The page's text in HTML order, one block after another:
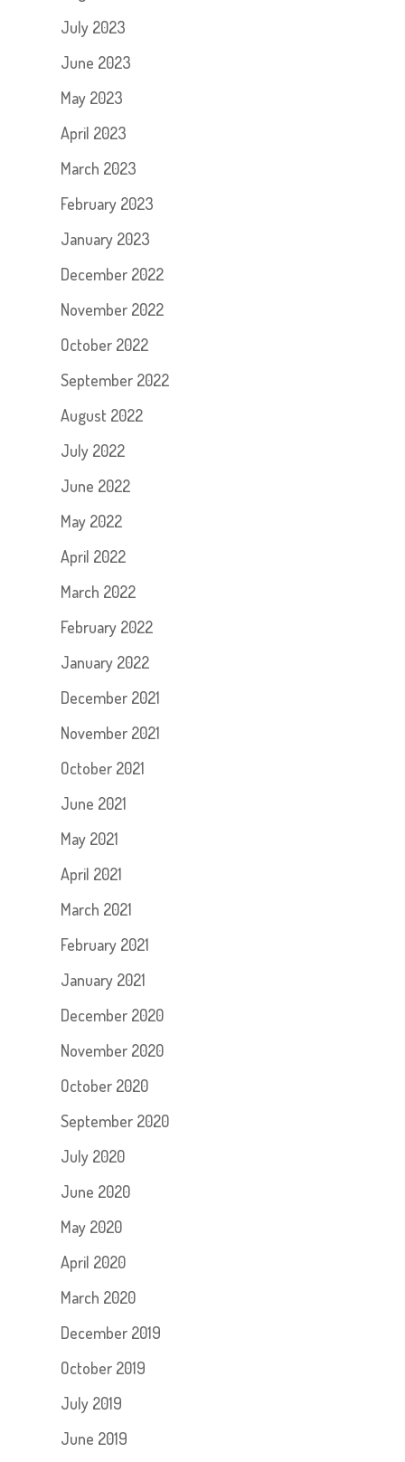
July 2023
June 2023
May 2023
April 2023
March 2023
February 2023
January 2023
December 2022
November 2022
October 2022
September 2022
August 2022
July 2022
June 2022
May 2022
April 2022
March 2022
February 2022
January 2022
December 2021
November 2021
October 2021
June 2021
May 2021
April 2021
March 2021
February 2021
January 2021
December 2020
November 2020
October 2020
September 2020
July 2020
June 2020
May 2020
April 2020
March 2020
December 2019
October 2019
July 2019
June 2019